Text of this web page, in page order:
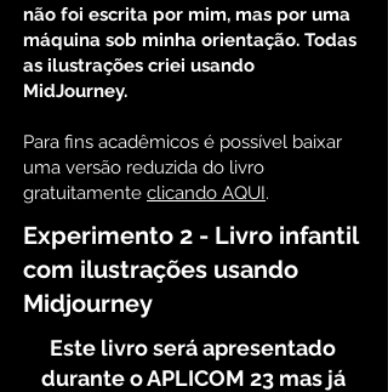
não foi escrita por mim, mas por uma
máquina sob minha orientação. Todas
as ilustrações criei usando
MidJourney.
Para fins acadêmicos é possível baixar
uma versão reduzida do livro
gratuitamente clicando AQUI.
Experimento 2 - Livro infantil
com ilustrações usando
Midjourney
Este livro será apresentado
durante o APLICOM 23 mas já